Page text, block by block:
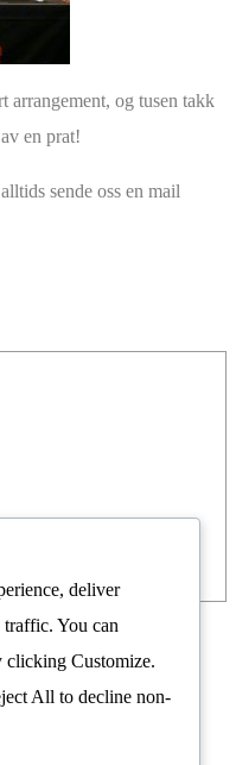
arrangement, og tusen takk
en prat!
sende oss en mail
deliver
traffic. You can
clicking Customize.
All to decline non-